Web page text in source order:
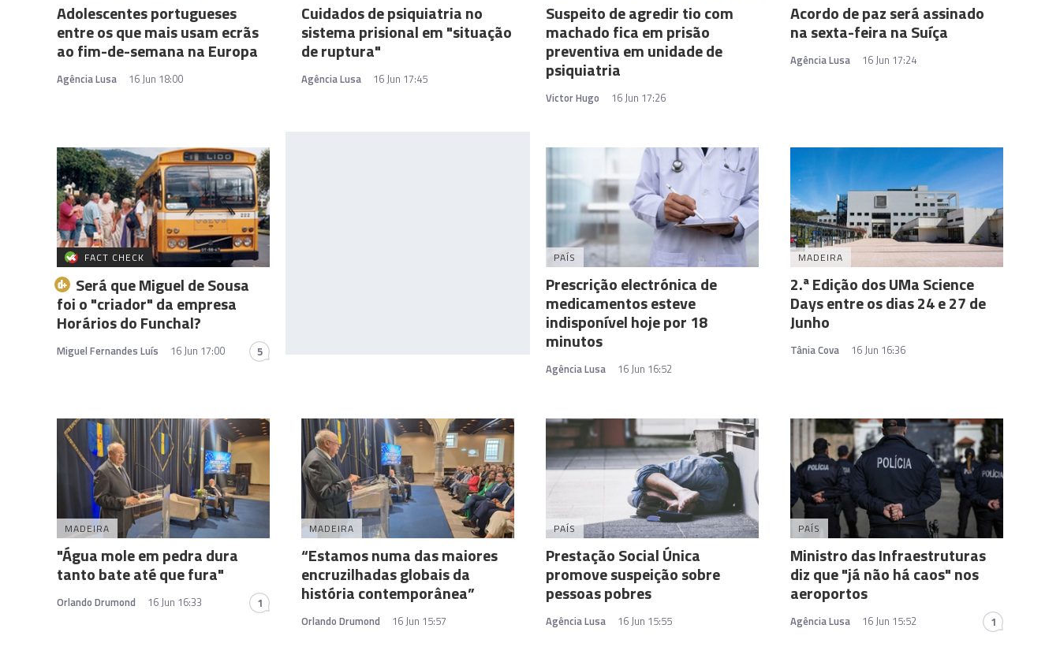
Adolescentes portugueses
entre os que mais usam ecrãs
ao fim-de-semana na Europa
Agência Lusa 16 Jun 18:00
Cuidados de psiquiatria no
sistema prisional em "situação
de ruptura"
Agência Lusa 16 Jun 17:45
Suspeito de agredir tio com
machado fica em prisão
preventiva em unidade de
psiquiatria
Victor Hugo 16 Jun 17:26
Acordo de paz será assinado
na sexta-feira na Suíça
Agência Lusa 16 Jun 17:24
FACT CHECK
Será que Miguel de Sousa
foi o "criador" da empresa
Horários do Funchal?
Miguel Fernandes Luís 16 Jun 17:00 5
PAÍS
Prescrição electrónica de
medicamentos esteve
indisponível hoje por 18
minutos
Agência Lusa 16 Jun 16:52
MADEIRA
2.ª Edição dos UMa Science
Days entre os dias 24 e 27 de
Junho
Tânia Cova 16 Jun 16:36
MADEIRA
"Água mole em pedra dura
tanto bate até que fura"
Orlando Drumond 16 Jun 16:33 1
MADEIRA
“Estamos numa das maiores
encruzilhadas globais da
história contemporânea”
Orlando Drumond 16 Jun 15:57
PAÍS
Prestação Social Única
promove suspeição sobre
pessoas pobres
Agência Lusa 16 Jun 15:55
PAÍS
Ministro das Infraestruturas
diz que "já não há caos" nos
aeroportos
Agência Lusa 16 Jun 15:52 1